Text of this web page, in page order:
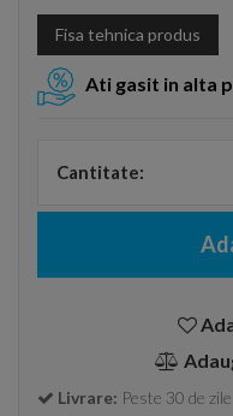
Fisa tehnica produs
Ati gasit in alta
Cantitate:
Livrare: Peste 30 de zile